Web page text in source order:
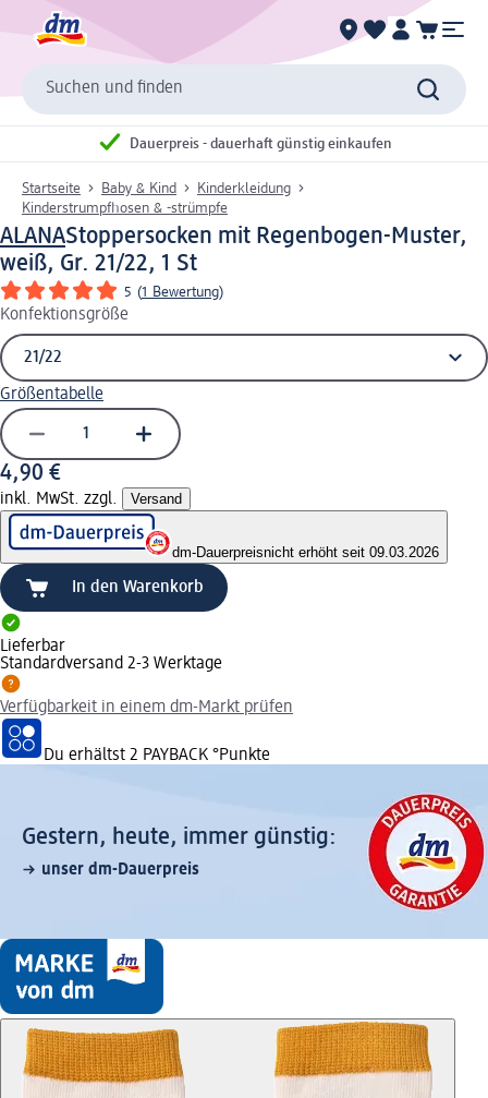
Suchen und finden
Dauerpreis - dauerhaft günstig einkaufen
Startseite Baby & Kind
Kinderkleidung
Kinderstrumpfhosen & -strümpfe
ALANAStoppersocken mit Regenbogen-Muster,
weiß, Gr. 21/22, 1 St
5 (1 Bewertung)
Konfektionsgröße
Größentabelle
4,90 €
inkl. MwSt. zzgl. Versand
dm-Dauerpreisnicht erhöht seit 09.03.2026
In den Warenkorb
Lieferbar
Standardversand 2-3 Werktage
Verfügbarkeit in einem dm-Markt prüfen
Du erhältst 2 PAYBACK °Punkte
Gestern, heute, immer günstig:
unser dm-Dauerpreis